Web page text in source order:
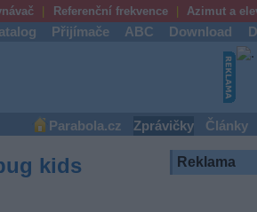
Referenční frekvence Azimut a
Přijímače ABC Download
Parabola.cz Zprávičky Články
kids Reklama